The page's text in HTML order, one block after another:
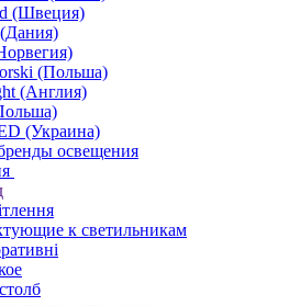
(Швеция)
(Польша)
(Англия)
(Украина)
освещения
к светильникам